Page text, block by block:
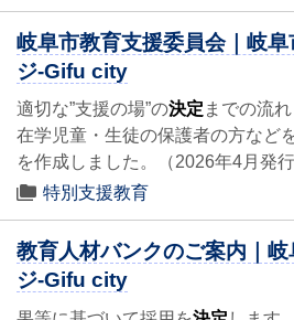
岐阜市教育支援委員会｜岐
ジ-Gifu city
適切な”支援の場”の決定 までの流
在学児童・生徒の保護者の方など
を作成しました。（2026年4月発
特別支援教育
教育人材バンクのご案内｜
ジ-Gifu city